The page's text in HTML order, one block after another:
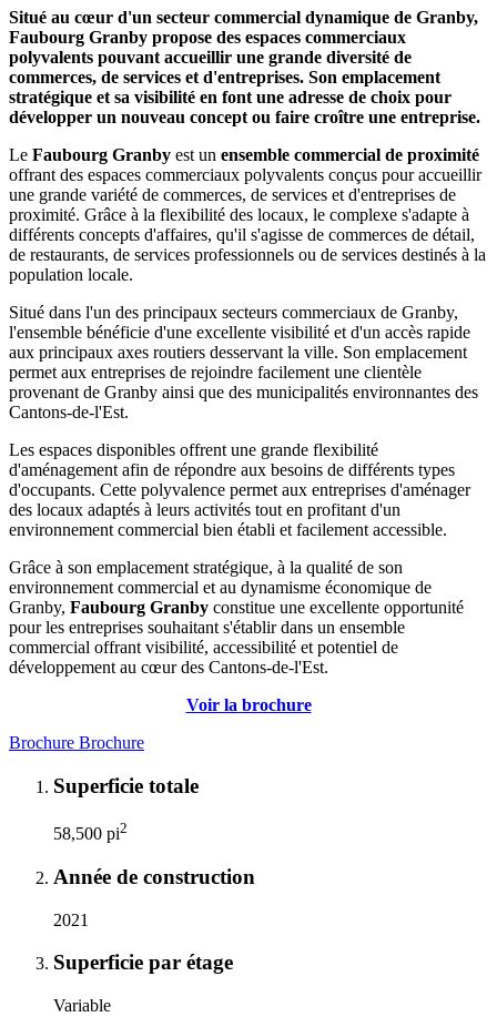
Situé au cœur d'un secteur commercial dynamique de Granby,
Faubourg Granby propose des espaces commerciaux
polyvalents pouvant accueillir une grande diversité de
commerces, de services et d'entreprises. Son emplacement
stratégique et sa visibilité en font une adresse de choix pour
développer un nouveau concept ou faire croître une entreprise.
Le Faubourg Granby est un ensemble commercial de proximité
offrant des espaces commerciaux polyvalents conçus pour accueillir
une grande variété de commerces, de services et d'entreprises de
proximité. Grâce à la flexibilité des locaux, le complexe s'adapte à
différents concepts d'affaires, qu'il s'agisse de commerces de détail,
de restaurants, de services professionnels ou de services destinés à la
population locale.
Situé dans l'un des principaux secteurs commerciaux de Granby,
l'ensemble bénéficie d'une excellente visibilité et d'un accès rapide
aux principaux axes routiers desservant la ville. Son emplacement
permet aux entreprises de rejoindre facilement une clientèle
provenant de Granby ainsi que des municipalités environnantes des
Cantons-de-l'Est.
Les espaces disponibles offrent une grande flexibilité
d'aménagement afin de répondre aux besoins de différents types
d'occupants. Cette polyvalence permet aux entreprises d'aménager
des locaux adaptés à leurs activités tout en profitant d'un
environnement commercial bien établi et facilement accessible.
Grâce à son emplacement stratégique, à la qualité de son
environnement commercial et au dynamisme économique de
Granby, Faubourg Granby constitue une excellente opportunité
pour les entreprises souhaitant s'établir dans un ensemble
commercial offrant visibilité, accessibilité et potentiel de
développement au cœur des Cantons-de-l'Est.
Voir la brochure
Brochure Brochure
Superficie totale
58,500 pi2
Année de construction
2021
Superficie par étage
Variable